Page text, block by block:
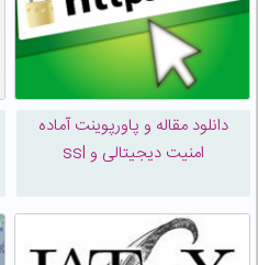
دانلود مقاله و پاورپوینت آماده
امنیت دیجیتالی و ssl